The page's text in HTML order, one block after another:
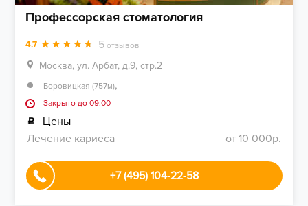
Профессорская стоматология
4.7 5 отзывов
Москва, ул. Арбат, д.9, стр.2
Боровицкая (757м),
Закрыто до 09:00
Цены
Лечение кариеса
от 10 000р.
+7 (495) 104-22-58